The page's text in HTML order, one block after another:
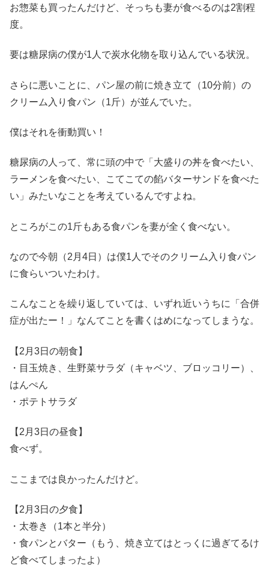
お惣菜も買ったんだけど、そっちも妻が食べるのは2割程
度。
要は糖尿病の僕が1人で炭水化物を取り込んでいる状況。
さらに悪いことに、パン屋の前に焼き立て（10分前）の
クリーム入り食パン（1斤）が並んでいた。
僕はそれを衝動買い！
糖尿病の人って、常に頭の中で「大盛りの丼を食べたい、
ラーメンを食べたい、こてこての餡バターサンドを食べた
い」みたいなことを考えているんですよね。
ところがこの1斤もある食パンを妻が全く食べない。
なので今朝（2月4日）は僕1人でそのクリーム入り食パン
に食らいついたわけ。
こんなことを繰り返していては、いずれ近いうちに「合併
症が出たー！」なんてことを書くはめになってしまうな。
【2月3日の朝食】
・目玉焼き、生野菜サラダ（キャベツ、ブロッコリー）、
はんぺん
・ポテトサラダ
【2月3日の昼食】
食べず。
ここまでは良かったんだけど。
【2月3日の夕食】
・太巻き（1本と半分）
・食パンとバター（もう、焼き立てはとっくに過ぎてるけ
ど食べてしまったよ）